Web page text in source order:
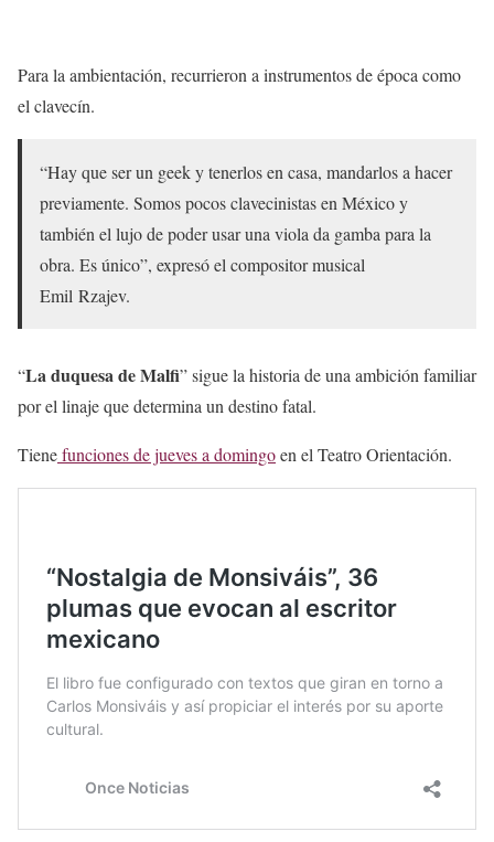
Para la ambientación, recurrieron a instrumentos de época como
el clavecín.
“Hay que ser un geek y tenerlos en casa, mandarlos a hacer
previamente. Somos pocos clavecinistas en México y
también el lujo de poder usar una viola da gamba para la
obra. Es único”, expresó el compositor musical
Emil Rzajev.
“La duquesa de Malfi” sigue la historia de una ambición familiar
por el linaje que determina un destino fatal.
Tienefunciones de jueves a domingoen el Teatro Orientación.